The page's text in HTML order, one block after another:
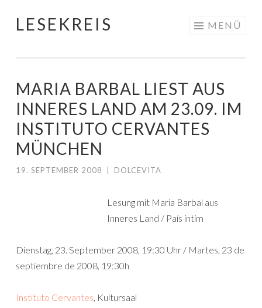
Springe
LESEKREIS MENÜ
MARIA BARBAL LIEST AUS
INNERES LAND AM 23.09. IM
INSTITUTO CERVANTES
MÜNCHEN
19. SEPTEMBER 2008 DOLCEVITA
Lesung mit Maria Barbal aus
Inneres Land / País íntim
Dienstag, 23. September 2008, 19:30 Uhr / Martes, 23 de
septiembre de 2008, 19:30h
Instituto Cervantes, Kultursaal